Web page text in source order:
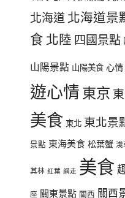
北海道北海道景
食 北陸 四國景點
山陽景點 山陽美食 心情
遊心情東京
美食 東北 東北景
景點 東海美食 松葉蟹 淺
其林 紅葉 網走 美食
座 關東景點 關西 關西